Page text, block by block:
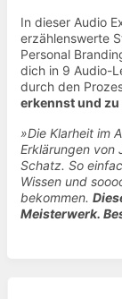
In dieser Audio
erzählenswerte
Personal
dich in 9 Audio-
durch den
erkennst und
»Die Klarheit im
Erklärungen von
Schatz. So
Wissen und
bekommen.
Meisterwerk.